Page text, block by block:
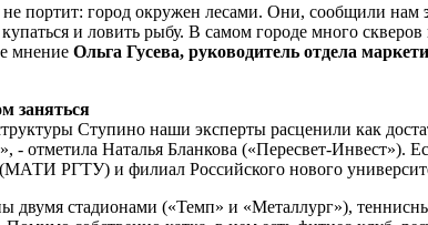
портит: город окружен лесами. Они, сообщили нам
и ловить рыбу. В самом городе много
мнение Ольга Гусева, руководитель отдела
заняться
Ступино наши эксперты расценили как
- отметила Наталья Бланкова («Пересвет-
РГТУ) и филиал Российского нового
двумя стадионами («Темп» и «Металлург»),